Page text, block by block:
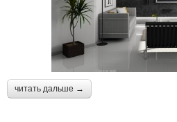
читать дальше →